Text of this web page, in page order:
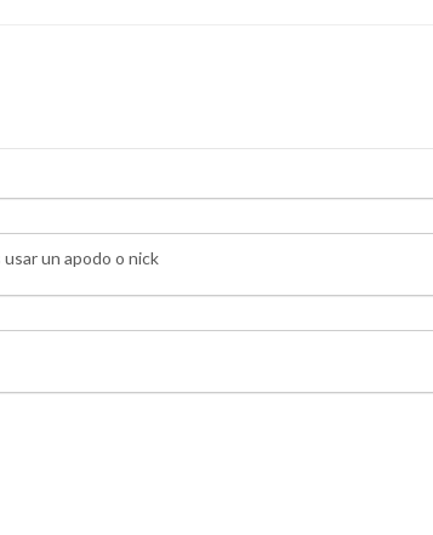
un apodo o nick